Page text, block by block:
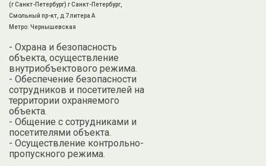
(г Санкт-Петербург) г Санкт-Петербург,
Смольный пр-кт, д 7 литера А
Метро: Чернышевская
- Охрана и безопасность
объекта, осуществление
внутриобъектового режима.
- Обеспечение безопасности
сотрудников и посетителей на
территории охраняемого
объекта.
- Общение с сотрудниками и
посетителями объекта.
- Осуществление контрольно-
пропускного режима.